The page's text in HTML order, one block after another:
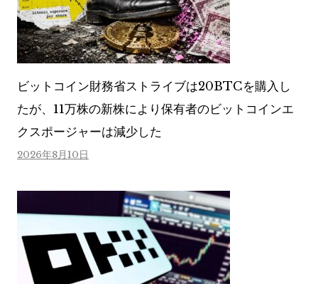
ビットコイン財務省ストライブは20BTCを購入し
たが、11万株の新株により保有者のビットコインエ
クスポージャーは減少した
2026年8月10日